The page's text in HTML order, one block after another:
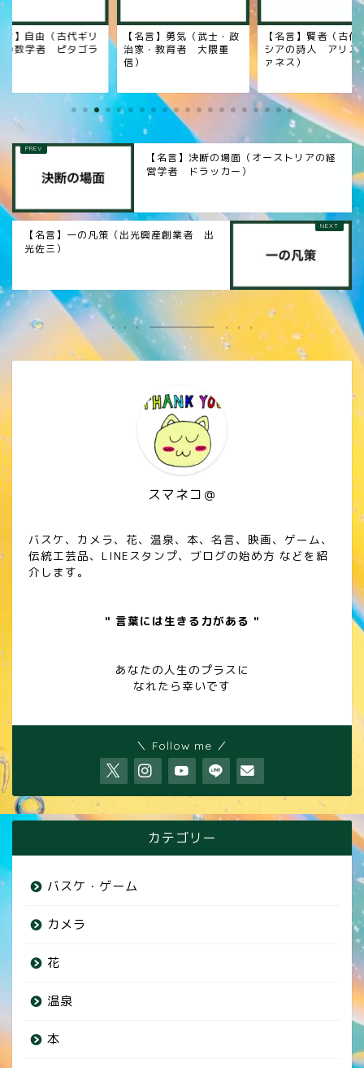
言】自由（古代ギリ
の数学者 ピタゴラ
【名言】勇気（武士・政
治家・教育者 大隈重
信）
【名言】賢者（古代
シアの詩人 アリス
ァネス）
【名言】決断の場面（オーストリアの経
営学者 ドラッカー）
【名言】一の凡策（出光興産創業者 出
光佐三）
スマネコ＠
バスケ、カメラ、花、温泉、本、名言、映画、ゲーム、
伝統工芸品、LINEスタンプ、ブログの始め方 などを紹
介します。
" 言葉には生きる力がある "
あなたの人生のプラスに
なれたら幸いです
＼ Follow me ／
カテゴリー
バスケ・ゲーム
カメラ
花
温泉
本